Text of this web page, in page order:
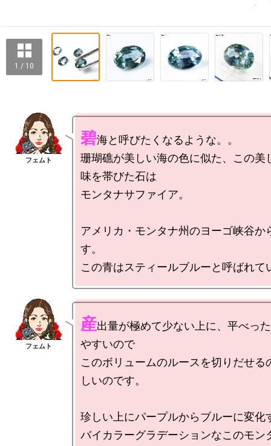
1 / 10
碧海と呼びたくなるような。。
珊瑚礁が美しい海の色に似た、この美
味を帯びた石は
モンタナサファイア。
アメリカ・モンタナ州のヨーゴ峡谷か
す。
産出量が極めて少ない上に、平べっ
やすいので
このボリュームのルースを切りだせる
しいのです。
珍しい上にパープルからブルーに変化
バイカラーグラデーションなこのモン